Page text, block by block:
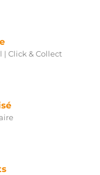
Click & Collect